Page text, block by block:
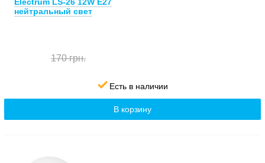
Electrum LS-26 12W E27
нейтральный свет
170 грн.
Есть в наличии
В корзину